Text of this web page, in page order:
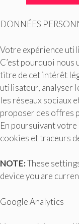
DONNÉES
Votre expérience
C’est pourquoi
titre de cet intérêt
utilisateur, analyser
les réseaux sociaux
proposer des offres
En poursuivant
cookies et traceurs
NOTE:These
device you are
Google Analytics